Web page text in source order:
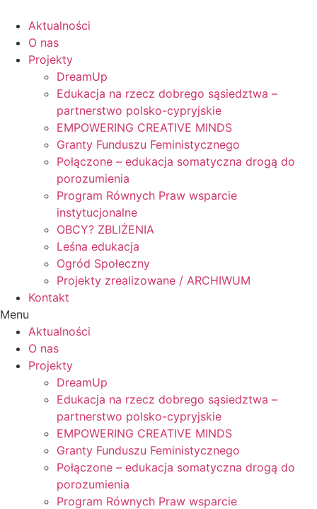
content
Aktualności
O nas
Projekty
DreamUp
Edukacja na rzecz dobrego sąsiedztwa –
partnerstwo polsko-cypryjskie
EMPOWERING CREATIVE MINDS
Granty Funduszu Feministycznego
Połączone – edukacja somatyczna drogą do
porozumienia
Program Równych Praw wsparcie
instytucjonalne
OBCY? ZBLIŻENIA
Leśna edukacja
Ogród Społeczny
Projekty zrealizowane / ARCHIWUM
Kontakt
Menu
Aktualności
O nas
Projekty
DreamUp
Edukacja na rzecz dobrego sąsiedztwa –
partnerstwo polsko-cypryjskie
EMPOWERING CREATIVE MINDS
Granty Funduszu Feministycznego
Połączone – edukacja somatyczna drogą do
porozumienia
Program Równych Praw wsparcie